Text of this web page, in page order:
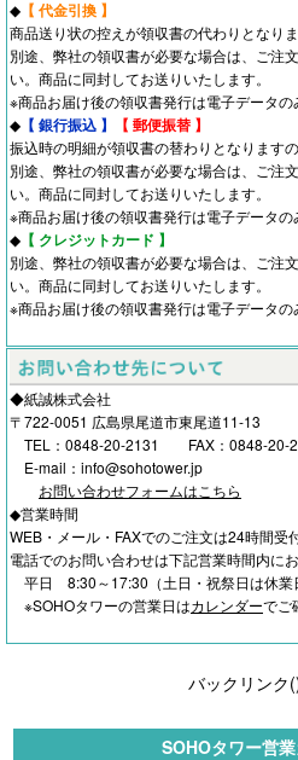
◆ 【 代金引換 】
商品送り状の控えが領収書の代わりとなり
別途、弊社の領収書が必要な場合は、ご注
い。商品に同封してお送りいたします。
※商品お届け後の領収書発行は電子データの
◆ 【 銀行振込 】 【 郵便振替 】
振込時の明細が領収書の替わりとなりますの
別途、弊社の領収書が必要な場合は、ご注
い。商品に同封してお送りいたします。
※商品お届け後の領収書発行は電子データの
◆ 【 クレジットカード 】
別途、弊社の領収書が必要な場合は、ご注
い。商品に同封してお送りいたします。
※商品お届け後の領収書発行は電子データの
◆紙誠株式会社
〒722-0051 広島県尾道市東尾道11-13
TEL：0848-20-2131 FAX：0848-20-
E-mail：info@sohotower.jp
お問い合わせフォームはこちら
◆営業時間
WEB・メール・FAXでのご注文は24時間受
電話でのお問い合わせは下記営業時間内にお
平日 8:30～17:30（土日・祝祭日は休業
※SOHOタワーの営業日はカレンダーでご
バックリンク(
SOHOタワー営